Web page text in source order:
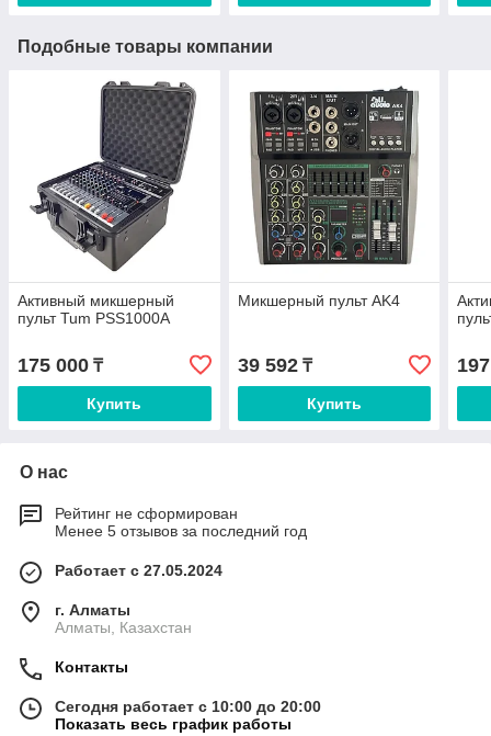
Подобные товары компании
Активный микшерный
пульт Tum PSS1000A
175 000 ₸
Купить
Микшерный пульт AK4
39 592₸
Купить
О нас
Рейтинг не сформирован
Менее 5 отзывов за последний год
Работает с 27.05.2024
г. Алматы
Алматы, Казахстан
Контакты
Сегодня работает с 10:00 до 20:00
Показать весь график работы